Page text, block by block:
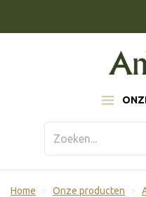
Home Onze producten